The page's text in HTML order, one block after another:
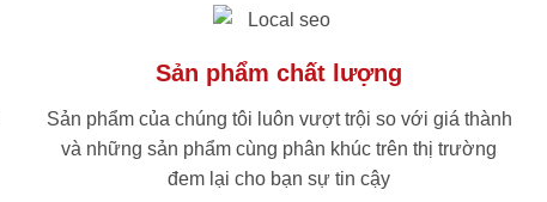
Sản phẩm chất lượng
Sản phẩm của chúng tôi luôn vượt trội so với giá thành
và những sản phẩm cùng phân khúc trên thị trường
đem lại cho bạn sự tin cậy